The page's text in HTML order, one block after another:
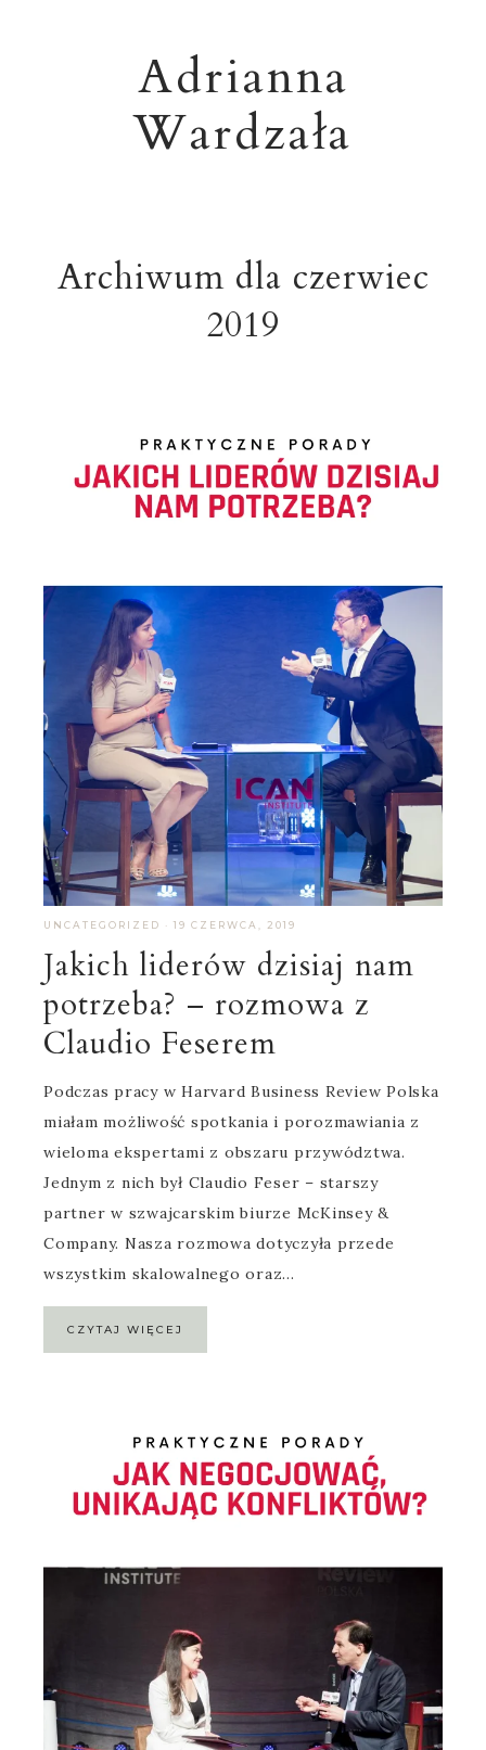
Adrianna
Wardzała
Archiwum dla czerwiec
2019
UNCATEGORIZED · 19 CZERWCA, 2019
Jakich liderów dzisiaj nam
potrzeba? – rozmowa z
Claudio Feserem
Podczas pracy w Harvard Business Review Polska
miałam możliwość spotkania i porozmawiania z
wieloma ekspertami z obszaru przywództwa.
Jednym z nich był Claudio Feser – starszy
partner w szwajcarskim biurze McKinsey &
Company. Nasza rozmowa dotyczyła przede
wszystkim skalowalnego oraz…
CZYTAJ WIĘCEJ